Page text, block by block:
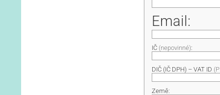
Email:
IČ (nepovinné):
DIČ (IČ DPH) – VAT ID
Země: